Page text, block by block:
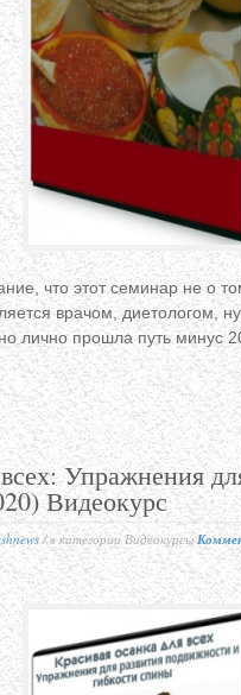
что этот семинар не о
врачом, диетологом,
лично прошла путь минус
Упражнения
Видеокурс
/ в категории Видеокурсы